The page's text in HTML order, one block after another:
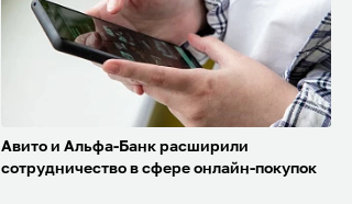
Авито и Альфа-Банк расширили
сотрудничество в сфере онлайн-покупок